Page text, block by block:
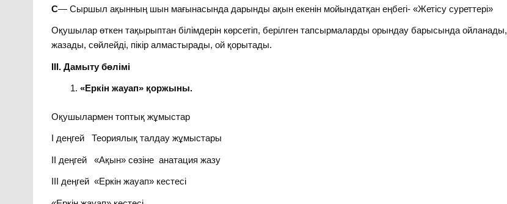
С— Сыршыл ақынның шын мағынасында дарынды ақын екенін мойындатқан еңбегі- «Жетісу суреттері»
Оқушылар өткен тақырыптан білімдерін көрсетіп, берілген тапсырмаларды орындау барысында ойланады,
жазады, сөйлейді, пікір алмастырады, ой қорытады.
ІІІ. Дамыту бөлімі
«Еркін жауап» қоржыны.
Оқушылармен топтық жұмыстар
І деңгей Теориялық талдау жұмыстары
ІІ деңгей «Ақын» сөзіне анатация жазу
ІІІ деңгей «Еркін жауап» кестесі